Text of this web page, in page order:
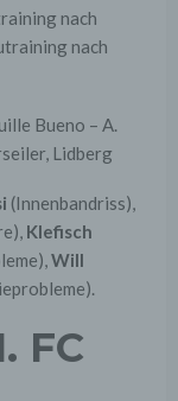
nach
nach
Bueno – A.
Lidberg
(Innenbandriss),
Klefisch
Will
FC